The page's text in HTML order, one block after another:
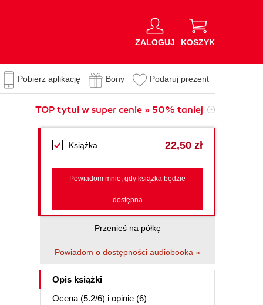
ZALOGUJ KOSZYK
Pobierz aplikację Bony Podaruj prezent
TOP tytuł w super cenie » 50% taniej
Książka 22,50 zł
Powiadom mnie, gdy książka będzie
dostępna
Przenieś na półkę
Powiadom o dostępności audiobooka »
Opis książki
Ocena (5.2/6) i opinie (6)